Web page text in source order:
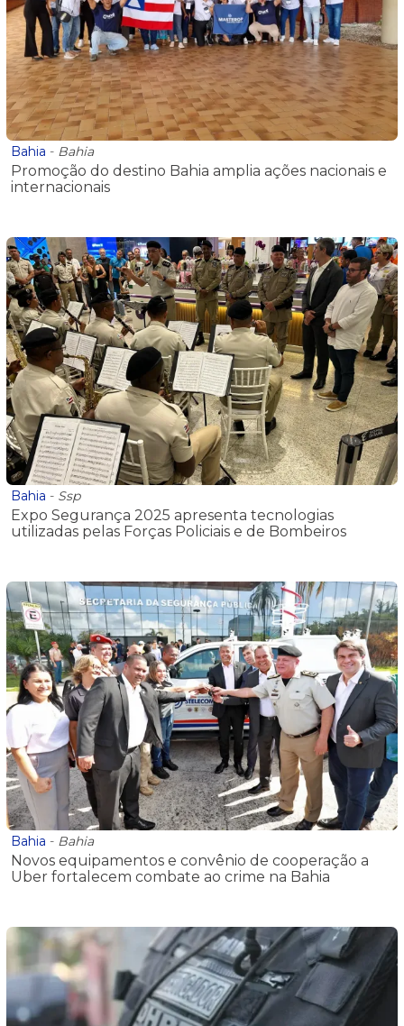
Bahia - Bahia
Promoção do destino Bahia amplia ações nacionais e
internacionais
Bahia - Ssp
Expo Segurança 2025 apresenta tecnologias
utilizadas pelas Forças Policiais e de Bombeiros
Bahia - Bahia
Novos equipamentos e convênio de cooperação a
Uber fortalecem combate ao crime na Bahia